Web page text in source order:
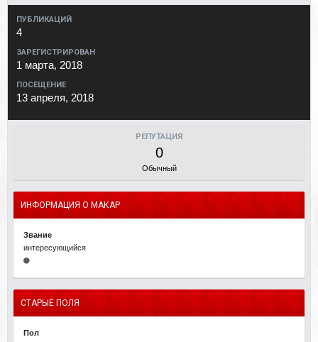
ПУБЛИКАЦИЙ
4
ЗАРЕГИСТРИРОВАН
1 марта, 2018
ПОСЕЩЕНИЕ
13 апреля, 2018
РЕПУТАЦИЯ
0
Обычный
ИНФОРМАЦИЯ О МАКАР
Звание
интересующийся
СТАРЫЕ ПОЛЯ
Пол